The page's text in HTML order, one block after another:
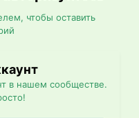
чтобы оставить
в нашем сообществе.